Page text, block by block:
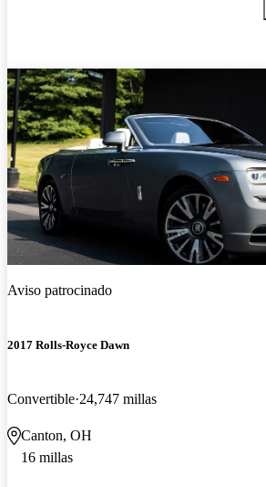
Aviso patrocinado
2017 Rolls-Royce Dawn
Convertible 24,747 millas
Canton, OH
16 millas